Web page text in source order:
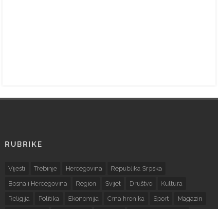
RUBRIKE
Vijesti Trebinje Hercegovina Republika Srpska
Bosna i Hercegovina Region Svijet Društvo Kultura
Religija Politika Ekonomija Crna hronika Sport Magazin